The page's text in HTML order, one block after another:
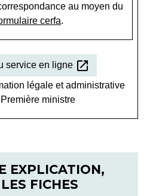
au moyen du
cerfa.
service en ligne open_in_new
légale et administrative
ministre
EXPLICATION,
FICHES